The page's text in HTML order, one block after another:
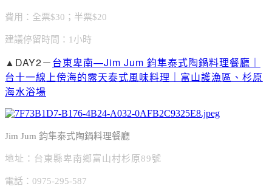
費用：全票$30；半票$20
建議停留時間：1小時
▲DAY2－台東卑南—Jim Jum 鈞隼泰式陶鍋料理餐廳｜
台十一線上傍海的露天泰式風味料理｜富山護漁區、杉原
海水浴場
Jim Jum 鈞隼泰式陶鍋料理餐廳
地址：台東縣卑南鄉富山村杉原89號
電話：0975-295-587